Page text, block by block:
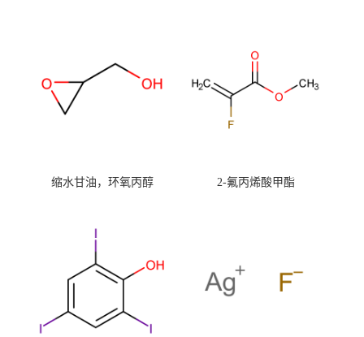
缩水甘油，环氧丙醇 2-氟丙烯酸甲酯